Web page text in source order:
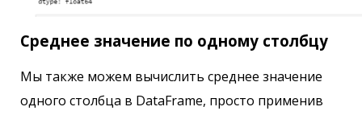
Среднее значение по одному столбцу
Мы также можем вычислить среднее значение
одного столбца в DataFrame, просто применив